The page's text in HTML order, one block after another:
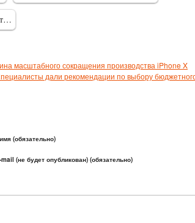
масштабного сокращения производства iPhone X
дали рекомендации по выбору
(обязательно)
(не будет опубликован) (обязательно)